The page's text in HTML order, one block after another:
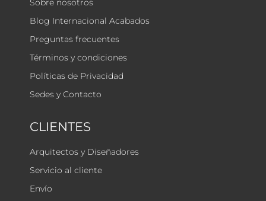
Sobre nosotros
Blog Internacional Acabados
Preguntas frecuentes
Términos y condiciones
Políticas de Privacidad
Sedes y Contacto
CLIENTES
Arquitectos y Diseñadores
Servicio al cliente
Envío